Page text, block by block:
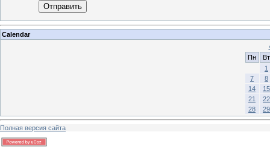
Отправить
Calendar
Пн
Вт
1
7
8
14
15
21
22
28
29
Полная версия сайта